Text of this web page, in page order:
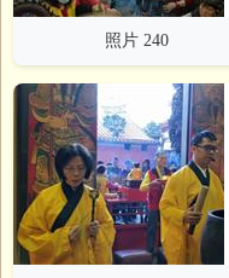
照片 240